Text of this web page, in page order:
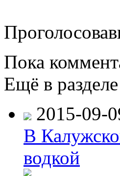
Пока
Ещё в разделе
2015-09-
В
водкой